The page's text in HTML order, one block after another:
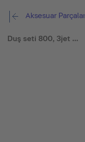
Aksesuar Parçaları
Duş seti 800, 3jet MinusFlow